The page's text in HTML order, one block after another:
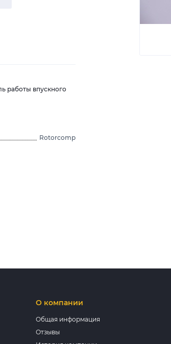
работы впускного
Rotorcomp
О компании
Общая информация
Отзывы